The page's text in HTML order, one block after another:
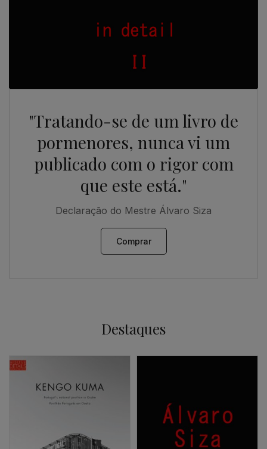
"Tratando-se de um livro de
pormenores, nunca vi um
publicado com o rigor com
que este está."
Declaração do Mestre Álvaro Siza
Comprar
Destaques